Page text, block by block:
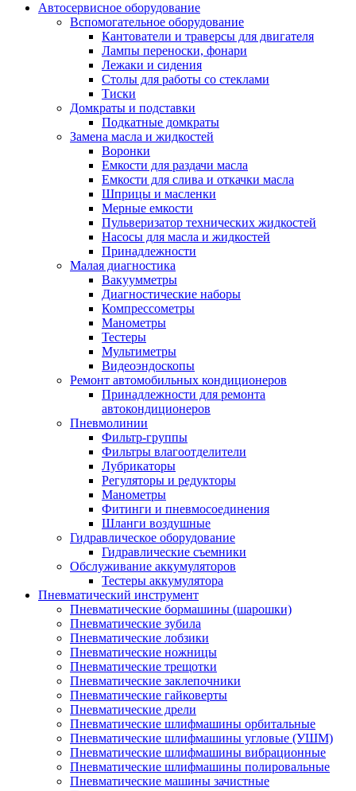
Автосервисное оборудование
Вспомогательное оборудование
Кантователи и траверсы для двигателя
Лампы переноски, фонари
Лежаки и сидения
Столы для работы со стеклами
Тиски
Домкраты и подставки
Подкатные домкраты
Замена масла и жидкостей
Воронки
Емкости для раздачи масла
Емкости для слива и откачки масла
Шприцы и масленки
Мерные емкости
Пульверизатор технических жидкостей
Насосы для масла и жидкостей
Принадлежности
Малая диагностика
Вакуумметры
Диагностические наборы
Компрессометры
Манометры
Тестеры
Мультиметры
Видеоэндоскопы
Ремонт автомобильных кондиционеров
Принадлежности для ремонта
автокондиционеров
Пневмолинии
Фильтр-группы
Фильтры влагоотделители
Лубрикаторы
Регуляторы и редукторы
Манометры
Фитинги и пневмосоединения
Шланги воздушные
Гидравлическое оборудование
Гидравлические съемники
Обслуживание аккумуляторов
Тестеры аккумулятора
Пневматический инструмент
Пневматические бормашины (шарошки)
Пневматические зубила
Пневматические лобзики
Пневматические ножницы
Пневматические трещотки
Пневматические заклепочники
Пневматические гайковерты
Пневматические дрели
Пневматические шлифмашины орбитальные
Пневматические шлифмашины угловые (УШМ)
Пневматические шлифмашины вибрационные
Пневматические шлифмашины полировальные
Пневматические машины зачистные